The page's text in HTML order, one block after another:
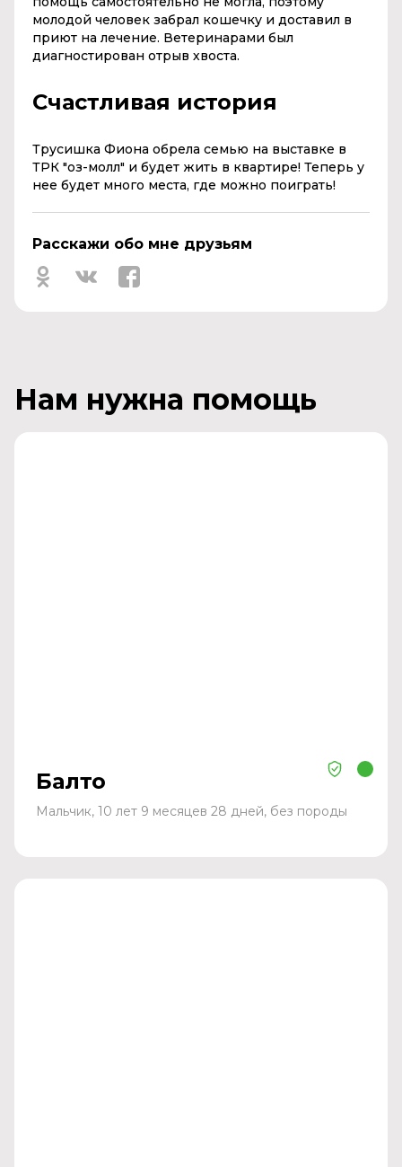
молодой человек забрал кошечку и доставил в
приют на лечение. Ветеринарами был
диагностирован отрыв хвоста.
Счастливая история
Трусишка Фиона обрела семью на выставке в
ТРК "оз-молл" и будет жить в квартире! Теперь у
нее будет много места, где можно поиграть!
Расскажи обо мне друзьям
Нам нужна помощь
Балто
Мальчик, 10 лет 9 месяцев 28 дней, без породы